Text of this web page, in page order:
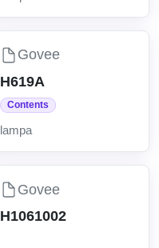
Govee
H619A
Contents
lampa
Govee
H1061002